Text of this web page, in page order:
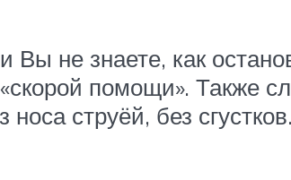
не знаете, как
помощи». Также
струёй, без